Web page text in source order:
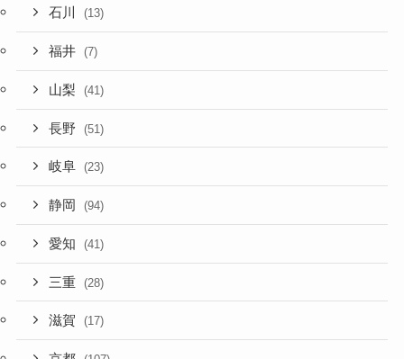
石川 (13)
福井 (7)
山梨 (41)
長野 (51)
岐阜 (23)
静岡 (94)
愛知 (41)
三重 (28)
滋賀 (17)